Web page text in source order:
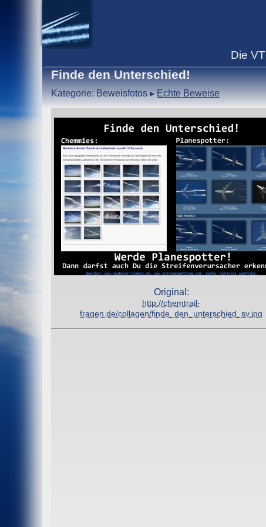
Die VT
Finde den Unterschied!
Kategorie: Beweisfotos▸Echte Beweise
Original:
http://chemtrail-
fragen.de/collagen/finde_den_unterschied_sv.jpg